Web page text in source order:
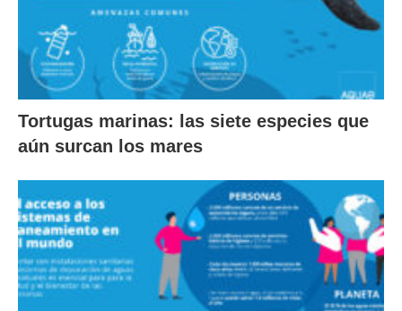
Tortugas marinas: las siete especies que
aún surcan los mares